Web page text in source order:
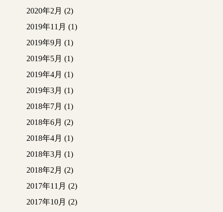
2020年2月 (2)
2019年11月 (1)
2019年9月 (1)
2019年5月 (1)
2019年4月 (1)
2019年3月 (1)
2018年7月 (1)
2018年6月 (2)
2018年4月 (1)
2018年3月 (1)
2018年2月 (2)
2017年11月 (2)
2017年10月 (2)